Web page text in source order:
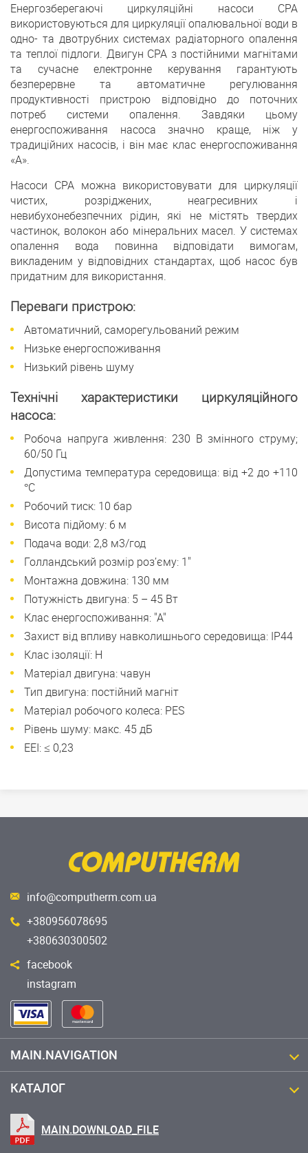
Енергозберегаючі циркуляційні насоси CPA
використовуються для циркуляції опалювальної води в
одно- та двотрубних системах радіаторного опалення
та теплої підлоги. Двигун CPA з постійними магнітами
та сучасне електронне керування гарантують
безперервне та автоматичне регулювання
продуктивності пристрою відповідно до поточних
потреб системи опалення. Завдяки цьому
енергоспоживання насоса значно краще, ніж у
традиційних насосів, і він має клас енергоспоживання
«А».
Насоси CPA можна використовувати для циркуляції
чистих, розріджених, неагресивних і
невибухонебезпечних рідин, які не містять твердих
частинок, волокон або мінеральних масел. У системах
опалення вода повинна відповідати вимогам,
викладеним у відповідних стандартах, щоб насос був
придатним для використання.
Переваги пристрою:
Автоматичний, саморегульований режим
Низьке енергоспоживання
Низький рівень шуму
Технічні характеристики циркуляційного
насоса:
Робоча напруга живлення: 230 В змінного струму;
60/50 Гц
Допустима температура середовища: від +2 до +110
°C
Робочий тиск: 10 бар
Висота підйому: 6 м
Подача води: 2,8 м3/год
Голландський розмір роз’єму: 1"
Монтажна довжина: 130 мм
Потужність двигуна: 5 – 45 Вт
Клас енергоспоживання: "А"
Захист від впливу навколишнього середовища: IP44
Клас ізоляції: H
Матеріал двигуна: чавун
Тип двигуна: постійний магніт
Матеріал робочого колеса: PES
Рівень шуму: макс. 45 дБ
EEI: ≤ 0,23
info@computherm.com.ua
+380956078695
+380630300502
facebook
instagram
MAIN.NAVIGATION
КАТАЛОГ
MAIN.DOWNLOAD_FILE